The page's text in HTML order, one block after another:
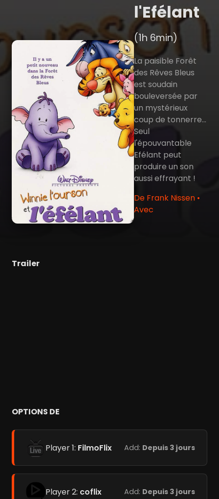
l'Efélant
(1h 6min)
La paisible Forêt
des Rêves Bleus
est soudain
bouleversée par
un mystérieux
coup de tonnerre...
Seul
l'épouvantable
Efélant peut
produire un son
aussi effrayant !
De Frank Nissen •
Avec
Trailer
OPTIONS DE
Player 1: FilmoFlix Add: Depuis 3 jours
Player 2: coflix Add: Depuis 3 jours